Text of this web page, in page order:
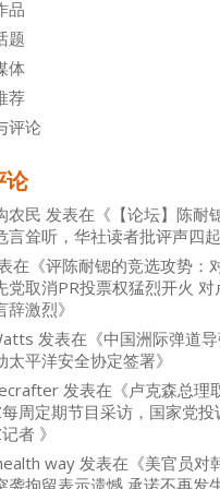
品
题
体
荐
评论
论
农民 发表在《 【论坛】陈耐
言耸听，华社读者批评声四起
在《评陈耐锶的竞选攻势：
党取消PR投票权猛烈开火 对
辞激烈》
发表在《中国洲际弹道
太平洋安全协定签署》
发表在《卢克森总理
周定期节目采访，国家党投
者 》
way 发表在《美官员对
袭拘留表示遗憾 承诺不再发